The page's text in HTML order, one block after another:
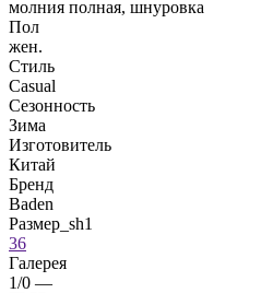
молния полная, шнуровка
Пол
жен.
Стиль
Casual
Сезонность
Зима
Изготовитель
Китай
Бренд
Baden
Размер_sh1
36
Галерея
1/0 —